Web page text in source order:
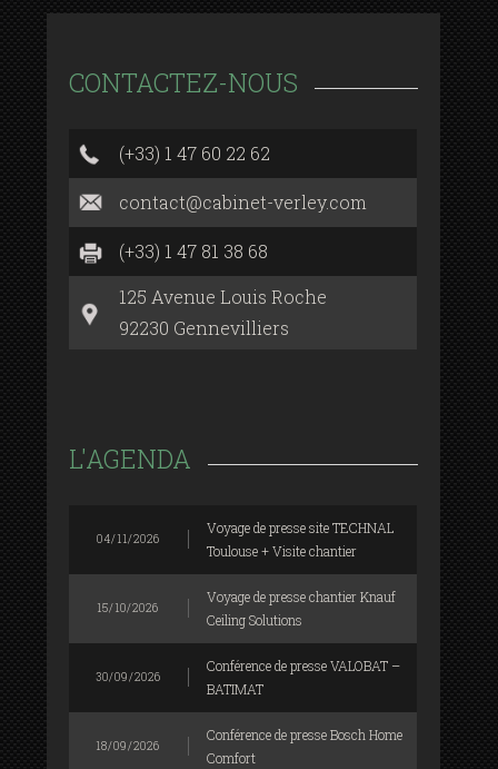
CONTACTEZ-NOUS
(+33) 1 47 60 22 62
contact@cabinet-verley.com
(+33) 1 47 81 38 68
125 Avenue Louis Roche
92230 Gennevilliers
L'AGENDA
04/11/2026
Voyage de presse site TECHNAL
Toulouse + Visite chantier
15/10/2026
Voyage de presse chantier Knauf
Ceiling Solutions
30/09/2026
Conférence de presse VALOBAT –
BATIMAT
18/09/2026
Conférence de presse Bosch Home
Comfort